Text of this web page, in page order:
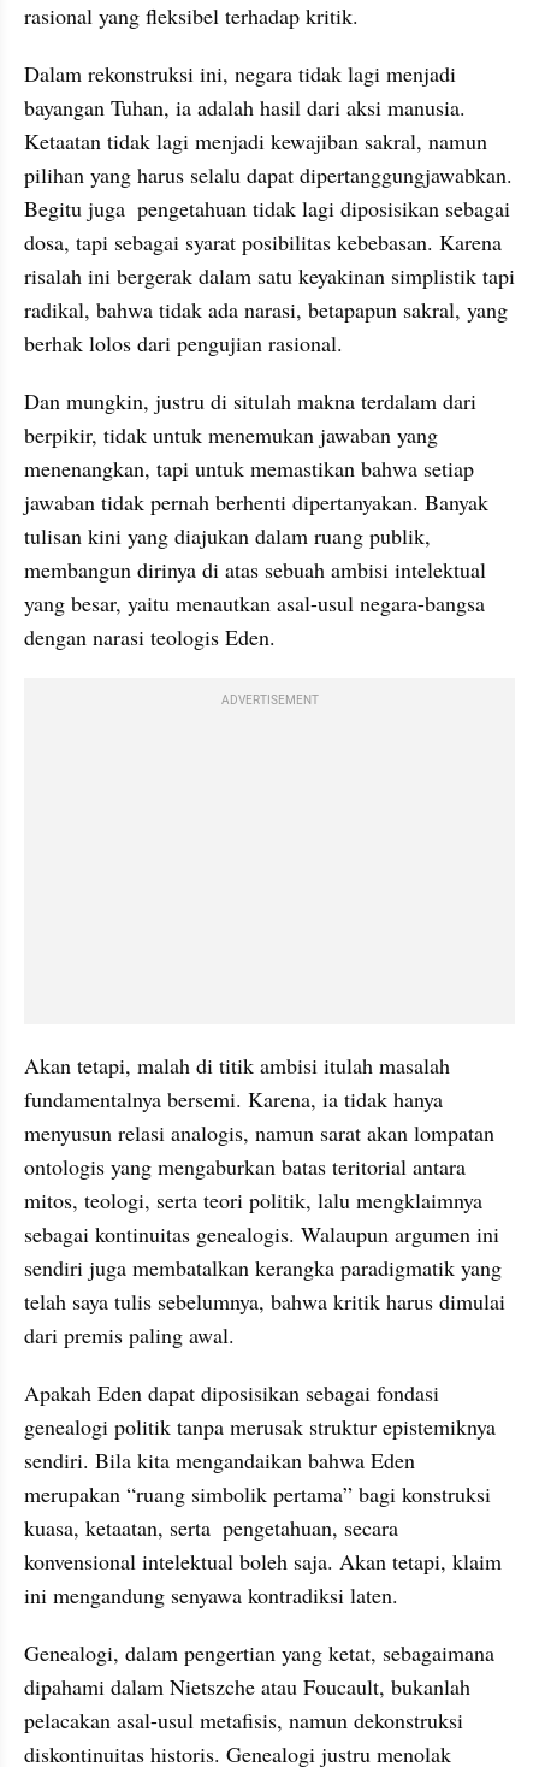
rasional yang fleksibel terhadap kritik.
Dalam rekonstruksi ini, negara tidak lagi menjadi
bayangan Tuhan, ia adalah hasil dari aksi manusia.
Ketaatan tidak lagi menjadi kewajiban sakral, namun
pilihan yang harus selalu dapat dipertanggungjawabkan.
Begitu juga  pengetahuan tidak lagi diposisikan sebagai
dosa, tapi sebagai syarat posibilitas kebebasan. Karena
risalah ini bergerak dalam satu keyakinan simplistik tapi
radikal, bahwa tidak ada narasi, betapapun sakral, yang
berhak lolos dari pengujian rasional.
Dan mungkin, justru di situlah makna terdalam dari
berpikir, tidak untuk menemukan jawaban yang
menenangkan, tapi untuk memastikan bahwa setiap
jawaban tidak pernah berhenti dipertanyakan. Banyak
tulisan kini yang diajukan dalam ruang publik,
membangun dirinya di atas sebuah ambisi intelektual
yang besar, yaitu menautkan asal-usul negara-bangsa
dengan narasi teologis Eden.
ADVERTISEMENT
Akan tetapi, malah di titik ambisi itulah masalah
fundamentalnya bersemi. Karena, ia tidak hanya
menyusun relasi analogis, namun sarat akan lompatan
ontologis yang mengaburkan batas teritorial antara
mitos, teologi, serta teori politik, lalu mengklaimnya
sebagai kontinuitas genealogis. Walaupun argumen ini
sendiri juga membatalkan kerangka paradigmatik yang
telah saya tulis sebelumnya, bahwa kritik harus dimulai
dari premis paling awal.
Apakah Eden dapat diposisikan sebagai fondasi
genealogi politik tanpa merusak struktur epistemiknya
sendiri. Bila kita mengandaikan bahwa Eden
merupakan “ruang simbolik pertama” bagi konstruksi
kuasa, ketaatan, serta  pengetahuan, secara
konvensional intelektual boleh saja. Akan tetapi, klaim
ini mengandung senyawa kontradiksi laten.
Genealogi, dalam pengertian yang ketat, sebagaimana
dipahami dalam Nietszche atau Foucault, bukanlah
pelacakan asal-usul metafisis, namun dekonstruksi
diskontinuitas historis. Genealogi justru menolak